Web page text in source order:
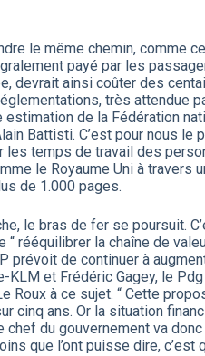
le même chemin, comme
payé par les
devrait ainsi coûter des
très attendue
de la Fédération
Battisti. C’est pour nous
les temps de travail des
le Royaume Uni à
de 1.000 pages.
le bras de fer se poursuit.
“ rééquilibrer la chaîne de
prévoit de continuer à
KLM et Frédéric Gagey, le
Roux à ce sujet. “ Cette
cinq ans. Or la situation
du gouvernement va
que l’ont puisse dire,